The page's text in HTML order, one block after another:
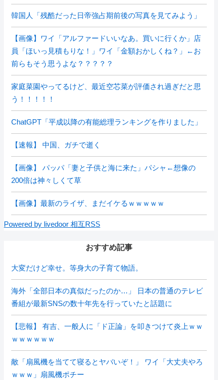
韓国人「残酷だった日帝強占期前後の写真を見てみよう」
【画像】ワイ「アルファードいいなあ。買いに行くか」店
員「ほいっ見積もりな！」ワイ「金額おかしくね？」←お
前らもそう思うよな？？？？？
家庭菜園やってるけど、最近空芯菜が評価され過ぎだと思
う！！！！！
ChatGPT「平成以降の有能総理ランキングを作りました」
【速報】 中国、ガチで逝く
【画像】 パッパ「妻と子供と海に来た」パシャ←想像の
200倍は神々しくて草
【画像】最新のライザ、まだイケるｗｗｗｗｗ
Powered by livedoor 相互RSS
おすすめ記事
大変だけど幸せ。等身大の子育て物語。
海外「全部日本の真似だったのか…」 日本の普通のテレビ
番組が最新SNSの数十年先を行っていたと話題に
【悲報】 有吉、一般人に「ド正論」を叩きつけて炎上ｗｗ
ｗｗｗｗｗｗ
敵「扇風機を当てて寝るとヤバいぞ！」 ワイ「大丈夫やろ
ｗｗｗ」扇風機ポチー